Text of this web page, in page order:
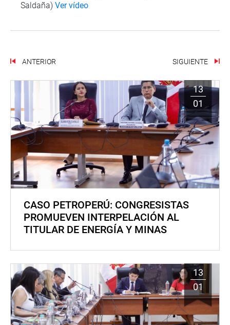
Saldaña) Ver vídeo
ANTERIOR SIGUIENTE
13
01
CASO PETROPERÚ: CONGRESISTAS
PROMUEVEN INTERPELACIÓN AL
TITULAR DE ENERGÍA Y MINAS
13
01